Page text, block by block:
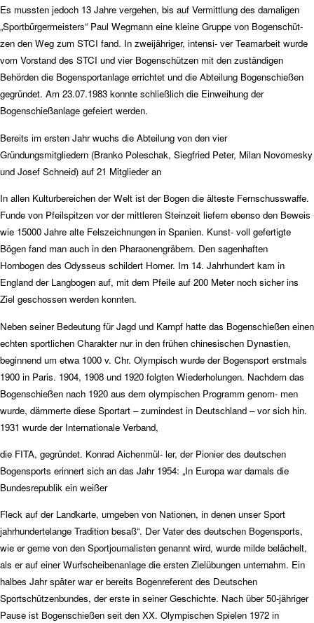
Es mussten jedoch 13 Jahre vergehen, bis auf Vermittlung des damaligen
„Sportbürgermeisters“ Paul Wegmann eine kleine Gruppe von Bogenschüt-
zen den Weg zum STCI fand. In zweijähriger, intensi- ver Teamarbeit wurde
vom Vorstand des STCI und vier Bogenschützen mit den zuständigen
Behörden die Bogensportanlage errichtet und die Abteilung Bogenschießen
gegründet. Am 23.07.1983 konnte schließlich die Einweihung der
Bogenschießanlage gefeiert werden.
Bereits im ersten Jahr wuchs die Abteilung von den vier
Gründungsmitgliedern (Branko Poleschak, Siegfried Peter, Milan Novomesky
und Josef Schneid) auf 21 Mitglieder an
In allen Kulturbereichen der Welt ist der Bogen die älteste Fernschusswaffe.
Funde von Pfeilspitzen vor der mittleren Steinzeit liefern ebenso den Beweis
wie 15000 Jahre alte Felszeichnungen in Spanien. Kunst- voll gefertigte
Bögen fand man auch in den Pharaonengräbern. Den sagenhaften
Hornbogen des Odysseus schildert Homer. Im 14. Jahrhundert kam in
England der Langbogen auf, mit dem Pfeile auf 200 Meter noch sicher ins
Ziel geschossen werden konnten.
Neben seiner Bedeutung für Jagd und Kampf hatte das Bogenschießen einen
echten sportlichen Charakter nur in den frühen chinesischen Dynastien,
beginnend um etwa 1000 v. Chr. Olympisch wurde der Bogensport erstmals
1900 in Paris. 1904, 1908 und 1920 folgten Wiederholungen. Nachdem das
Bogenschießen nach 1920 aus dem olympischen Programm genom- men
wurde, dämmerte diese Sportart – zumindest in Deutschland – vor sich hin.
1931 wurde der Internationale Verband,
die FITA, gegründet. Konrad Aichenmül- ler, der Pionier des deutschen
Bogensports erinnert sich an das Jahr 1954: „In Europa war damals die
Bundesrepublik ein weißer
Fleck auf der Landkarte, umgeben von Nationen, in denen unser Sport
jahrhundertelange Tradition besaß“. Der Vater des deutschen Bogensports,
wie er gerne von den Sportjournalisten genannt wird, wurde milde belächelt,
als er auf einer Wurfscheibenanlage die ersten Zielübungen unternahm. Ein
halbes Jahr später war er bereits Bogenreferent des Deutschen
Sportschützenbundes, der erste in seiner Geschichte. Nach über 50-jähriger
Pause ist Bogenschießen seit den XX. Olympischen Spielen 1972 in